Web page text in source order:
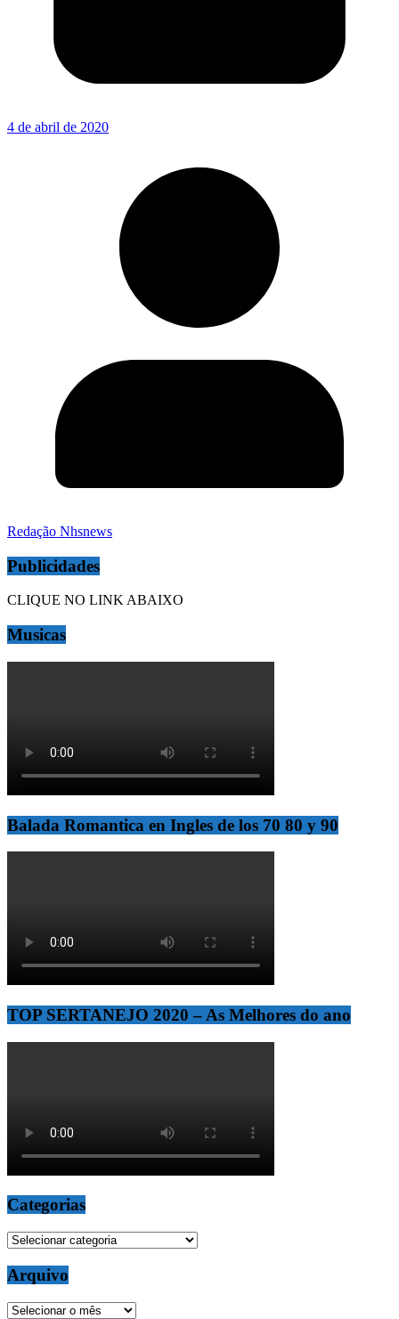
4 de abril de 2020
Redação Nhsnews
Publicidades
CLIQUE NO LINK ABAIXO
Musicas
Balada Romantica en Ingles de los 70 80 y 90
TOP SERTANEJO 2020 – As Melhores do ano
Categorias
Categorias
Arquivo
Arquivo